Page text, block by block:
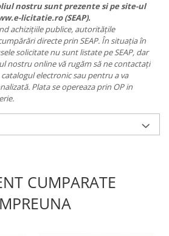
nostru sunt prezente si pe site-ul
licitatie.ro (SEAP).
achizițiile publice, autoritățile
directe prin SEAP. În situația în
solicitate nu sunt listate pe SEAP, dar
nostru online vă rugăm să ne contactați
electronic sau pentru a va
Plata se opereaza prin OP in
CUMPARATE